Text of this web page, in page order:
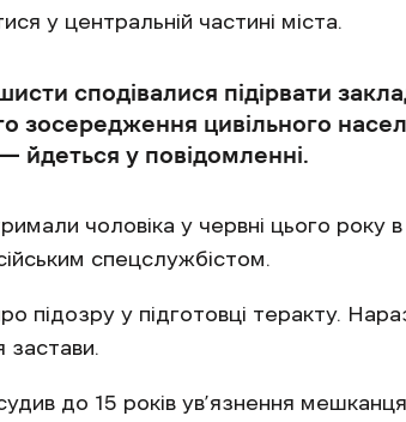
у центральній частині міста.
сподівалися підірвати
зосередження цивільного
йдеться у повідомленні.
чоловіка у червні цього року
спецслужбістом.
підозру у підготовці теракту.
застави.
до 15 років ув’язнення